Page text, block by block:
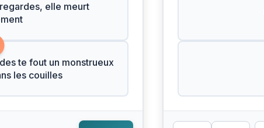
elle meurt
te fout un monstrueux
les couilles